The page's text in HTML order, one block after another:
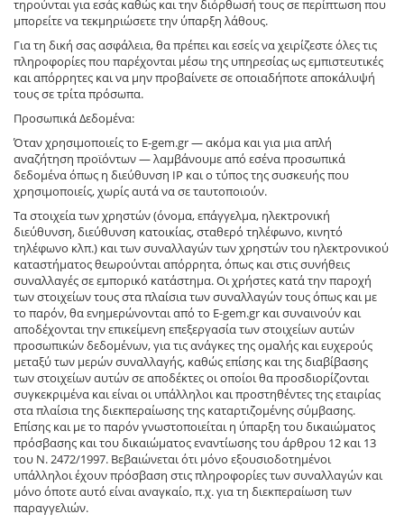
τηρούνται για εσάς καθώς και την διόρθωσή τους σε περίπτωση που
μπορείτε να τεκμηριώσετε την ύπαρξη λάθους.
Για τη δική σας ασφάλεια, θα πρέπει και εσείς να χειρίζεστε όλες τις
πληροφορίες που παρέχονται μέσω της υπηρεσίας ως εμπιστευτικές
και απόρρητες και να μην προβαίνετε σε οποιαδήποτε αποκάλυψή
τους σε τρίτα πρόσωπα.
Προσωπικά Δεδομένα:
Όταν χρησιμοποιείς το E-gem.gr — ακόμα και για μια απλή
αναζήτηση προϊόντων — λαμβάνουμε από εσένα προσωπικά
δεδομένα όπως η διεύθυνση IP και ο τύπος της συσκευής που
χρησιμοποιείς, χωρίς αυτά να σε ταυτοποιούν.
Τα στοιχεία των χρηστών (όνομα, επάγγελμα, ηλεκτρονική
διεύθυνση, διεύθυνση κατοικίας, σταθερό τηλέφωνο, κινητό
τηλέφωνο κλπ.) και των συναλλαγών των χρηστών του ηλεκτρονικού
καταστήματος θεωρούνται απόρρητα, όπως και στις συνήθεις
συναλλαγές σε εμπορικό κατάστημα. Οι χρήστες κατά την παροχή
των στοιχείων τους στα πλαίσια των συναλλαγών τους όπως και με
το παρόν, θα ενημερώνονται από το E-gem.gr και συναινούν και
αποδέχονται την επικείμενη επεξεργασία των στοιχείων αυτών
προσωπικών δεδομένων, για τις ανάγκες της ομαλής και ευχερούς
μεταξύ των μερών συναλλαγής, καθώς επίσης και της διαβίβασης
των στοιχείων αυτών σε αποδέκτες οι οποίοι θα προσδιορίζονται
συγκεκριμένα και είναι οι υπάλληλοι και προστηθέντες της εταιρίας
στα πλαίσια της διεκπεραίωσης της καταρτιζομένης σύμβασης.
Επίσης και με το παρόν γνωστοποιείται η ύπαρξη του δικαιώματος
πρόσβασης και του δικαιώματος εναντίωσης του άρθρου 12 και 13
του Ν. 2472/1997. Βεβαιώνεται ότι μόνο εξουσιοδοτημένοι
υπάλληλοι έχουν πρόσβαση στις πληροφορίες των συναλλαγών και
μόνο όποτε αυτό είναι αναγκαίο, π.χ. για τη διεκπεραίωση των
παραγγελιών.